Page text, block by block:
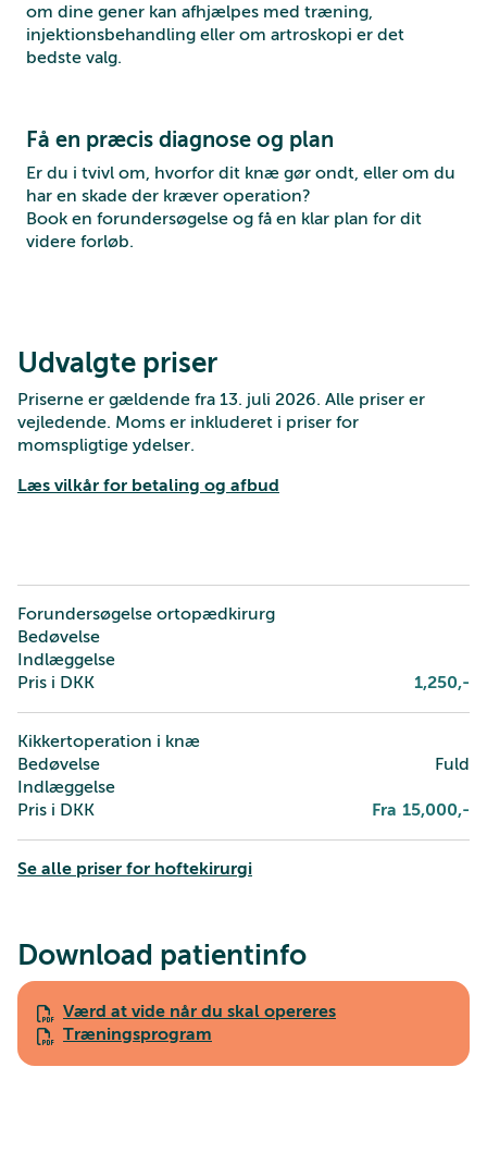
om dine gener kan afhjælpes med træning,
injektionsbehandling eller om artroskopi er det
bedste valg.
Få en præcis diagnose og plan
Er du i tvivl om, hvorfor dit knæ gør ondt, eller om du
har en skade der kræver operation?
Book en forundersøgelse og få en klar plan for dit
videre forløb.
Udvalgte priser
Priserne er gældende fra 13. juli 2026. Alle priser er
vejledende. Moms er inkluderet i priser for
momspligtige ydelser.
Læs vilkår for betaling og afbud
Forundersøgelse ortopædkirurg
Bedøvelse
Indlæggelse
Pris i DKK
1,250,-
Kikkertoperation i knæ
Bedøvelse
Fuld
Indlæggelse
Pris i DKK
Fra 15,000,-
Se alle priser for hoftekirurgi
Download patientinfo
Værd at vide når du skal opereres
Træningsprogram